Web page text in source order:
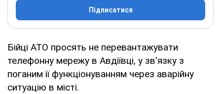
Підписатися
Бійці АТО просять не перевантажувати
телефонну мережу в Авдіївці, у зв'язку з
поганим її функціонуванням через аварійну
ситуацію в місті.